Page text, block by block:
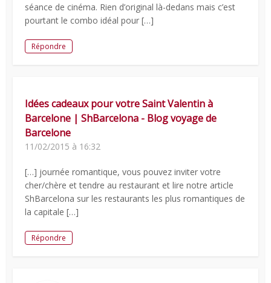
séance de cinéma. Rien d’original là-dedans mais c’est
pourtant le combo idéal pour […]
Répondre
Idées cadeaux pour votre Saint Valentin à
Barcelone | ShBarcelona - Blog voyage de
Barcelone
11/02/2015 à 16:32
[…] journée romantique, vous pouvez inviter votre
cher/chère et tendre au restaurant et lire notre article
ShBarcelona sur les restaurants les plus romantiques de
la capitale […]
Répondre